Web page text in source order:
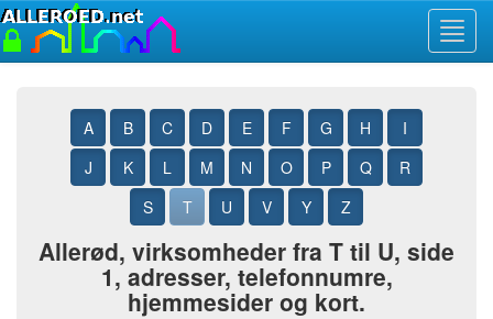
A B C D E F G H
I
J
K L M N O P Q
R
S
T U V Y Z
Allerød, virksomheder fra T til U, side
1, adresser, telefonnumre,
hjemmesider og kort.